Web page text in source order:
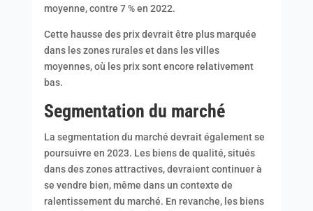
moyenne, contre 7 % en 2022.
Cette hausse des prix devrait être plus marquée
dans les zones rurales et dans les villes
moyennes, où les prix sont encore relativement
bas.
Segmentation du marché
La segmentation du marché devrait également se
poursuivre en 2023. Les biens de qualité, situés
dans des zones attractives, devraient continuer à
se vendre bien, même dans un contexte de
ralentissement du marché. En revanche, les biens